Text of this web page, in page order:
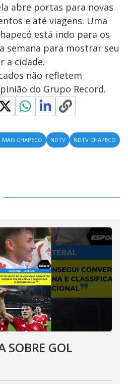
abre portas para novas
e até viagens. Uma
está indo para os
semana para mostrar seu
a cidade.
não refletem
do Grupo Record.
MAIS CHAPECO NDTV
NDTV CHAPECO
SOBRE GOL